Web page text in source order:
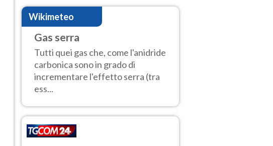
previsioni
Wikimeteo
Gas serra
Tutti quei gas che, come l'anidride
carbonica sono in grado di
incrementare l'effetto serra (tra
ess...